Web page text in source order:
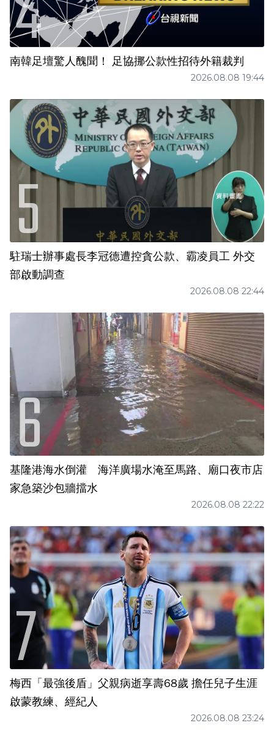
南韓足壇驚人醜聞！ 足協挪公款性招待外籍裁判
2026.08.08 19:44
駐瑞士辦事處長李冠德遭控貪公款、霸凌員工 外交
部啟動調查
2026.08.08 22:44
基隆港海水倒灌 海洋廣場水淹至馬路、廟口夜市店
家急築沙包牆擋水
2026.08.08 22:22
梅西「最強後盾」父親病逝享壽68歲 擔任兒子生涯
啟蒙教練、經紀人
2026.08.08 23:24